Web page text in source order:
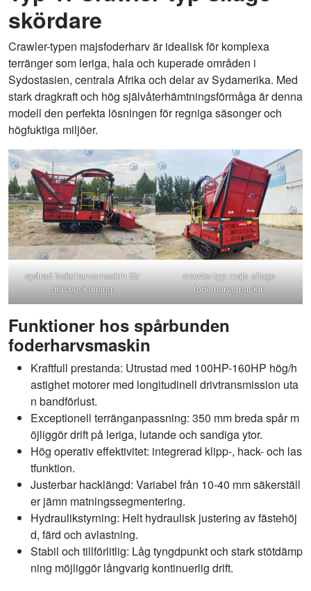
skördare
Crawler-typen majsfoderharv är idealisk för komplexa
terränger som leriga, hala och kuperade områden i
Sydostasien, centrala Afrika och delar av Sydamerika. Med
stark dragkraft och hög självåterhämtningsförmåga är denna
modell den perfekta lösningen för regniga säsonger och
högfuktiga miljöer.
spårad foderharvsmaskin för
gräsbeskärning
crawler-typ majs silage
foderharvsmaskin
Funktioner hos spårbunden
foderharvsmaskin
Kraftfull prestanda: Utrustad med 100HP-160HP hög/h
astighet motorer med longitudinell drivtransmission uta
n bandförlust.
Exceptionell terränganpassning: 350 mm breda spår m
öjliggör drift på leriga, lutande och sandiga ytor.
Hög operativ effektivitet: integrerad klipp-, hack- och las
tfunktion.
Justerbar hacklängd: Variabel från 10-40 mm säkerställ
er jämn matningssegmentering.
Hydraulikstyrning: Helt hydraulisk justering av fästehöj
d, färd och avlastning.
Stabil och tillförlitlig: Låg tyngdpunkt och stark stötdämp
ning möjliggör långvarig kontinuerlig drift.